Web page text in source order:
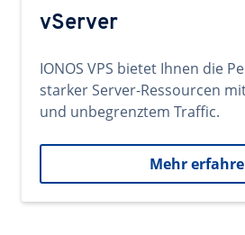
vServer
IONOS VPS bietet Ihnen die
starker Server-Ressourcen
und unbegrenztem Traffic.
Mehr